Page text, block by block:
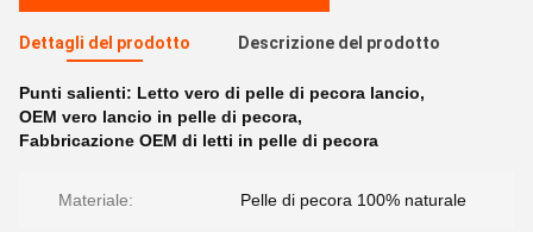
Dettagli del prodotto Descrizione del prodotto
Punti salienti: Letto vero di pelle di pecora lancio,
OEM vero lancio in pelle di pecora,
Fabbricazione OEM di letti in pelle di pecora
Materiale: Pelle di pecora 100% naturale